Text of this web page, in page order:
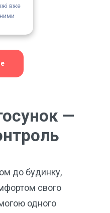
вже
до будинку,
свого
одного
—